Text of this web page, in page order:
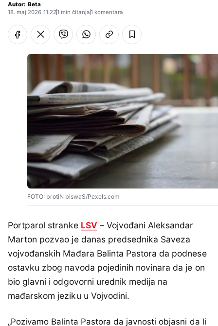
Autor: Beta
18. maj 2026.11:221 min čitanja1 komentara
FOTO: brotiN biswaS/Pexels.com
Portparol stranke LSV– Vojvođani Aleksandar
Marton pozvao je danas predsednika Saveza
vojvođanskih Mađara Balinta Pastora da podnese
ostavku zbog navoda pojedinih novinara da je on
bio glavni i odgovorni urednik medija na
mađarskom jeziku u Vojvodini.
„Pozivamo Balinta Pastora da javnosti objasni da li